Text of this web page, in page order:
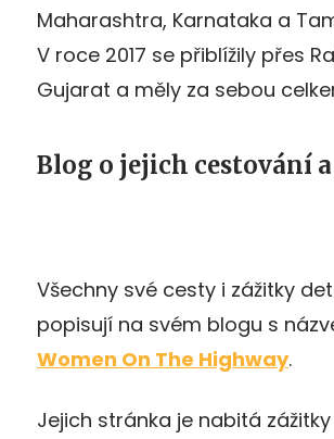
Maharashtra, Karnataka a
V roce 2017 se přiblížily přes
Gujarat a měly za sebou
Blog o jejich cestování
Všechny své cesty i zážitky
popisují na svém blogu s
Women On The Highway.
Jejich stránka je nabitá